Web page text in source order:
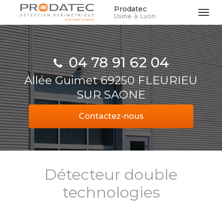
Aller
contenu
principal
Prodatec
Usine à Lyon
04 78 91 62 04
Allée Guimet 69250 FLEURIEU
SUR SAONE
Contactez-nous
Détecteur double
technologies